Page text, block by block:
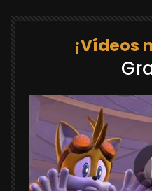
¡Vídeos